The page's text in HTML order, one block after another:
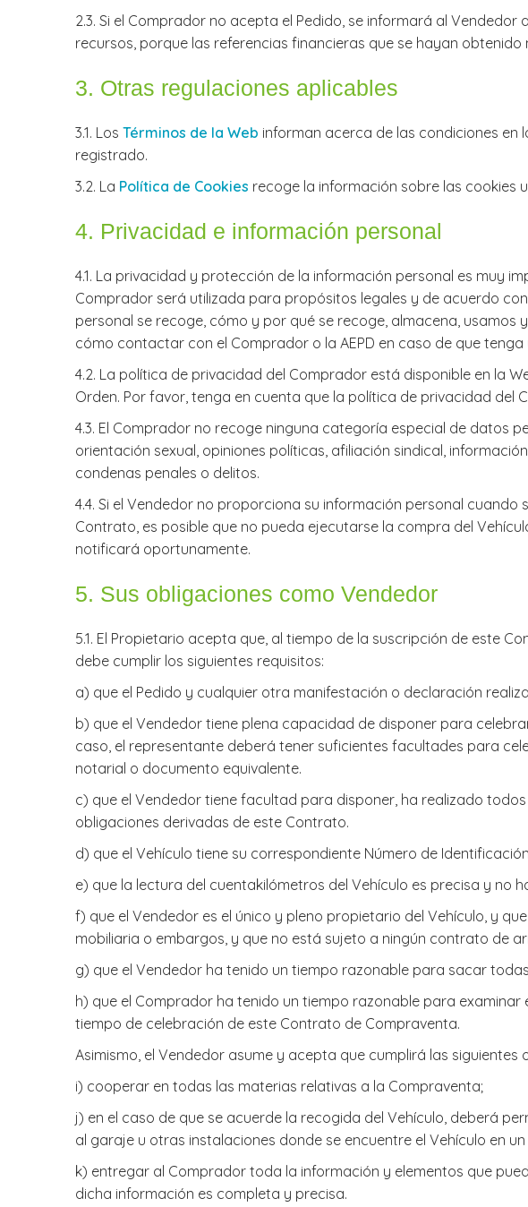
​2.3. Si el Comprador no acepta el Pedido, se informará al
recursos, porque las referencias financieras que se hayan
​3. Otras regulaciones aplicables
3.1. Los Términos de la Web informan acerca de las condiciones en
registrado.
​3.2. La Política de Cookies recoge la información sobre las cookies
​4. Privacidad e información personal
4.1. La privacidad y protección de la información personal es muy
Comprador será utilizada para propósitos legales y de acuerdo
personal se recoge, cómo y por qué se recoge, almacena,
cómo contactar con el Comprador o la AEPD en caso de que
4.2. La política de privacidad del Comprador está disponible en la
Orden. Por favor, tenga en cuenta que la política de privacidad del
4.3. El Comprador no recoge ninguna categoría especial de datos
orientación sexual, opiniones políticas, afiliación sindical,
condenas penales o delitos.
4.4. Si el Vendedor no proporciona su información personal
Contrato, es posible que no pueda ejecutarse la compra del
notificará oportunamente.
​5. Sus obligaciones como Vendedor
5.1. El Propietario acepta que, al tiempo de la suscripción de este
debe cumplir los siguientes requisitos:
​a) que el Pedido y cualquier otra manifestación o declaración
​b) que el Vendedor tiene plena capacidad de disponer para
caso, el representante deberá tener suficientes facultades para
notarial o documento equivalente.
​c) que el Vendedor tiene facultad para disponer, ha realizado
obligaciones derivadas de este Contrato.
​d) que el Vehículo tiene su correspondiente Número de
​e) que la lectura del cuentakilómetros del Vehículo es precisa y no
​f) que el Vendedor es el único y pleno propietario del Vehículo, y
mobiliaria o embargos, y que no está sujeto a ningún contrato de
​g) que el Vendedor ha tenido un tiempo razonable para sacar
​h) que el Comprador ha tenido un tiempo razonable para
tiempo de celebración de este Contrato de Compraventa.
Asimismo, el Vendedor asume y acepta que cumplirá las siguientes
​i) cooperar en todas las materias relativas a la Compraventa;
​j) en el caso de que se acuerde la recogida del Vehículo, deberá
al garaje u otras instalaciones donde se encuentre el Vehículo en
​k) entregar al Comprador toda la información y elementos que
dicha información es completa y precisa.